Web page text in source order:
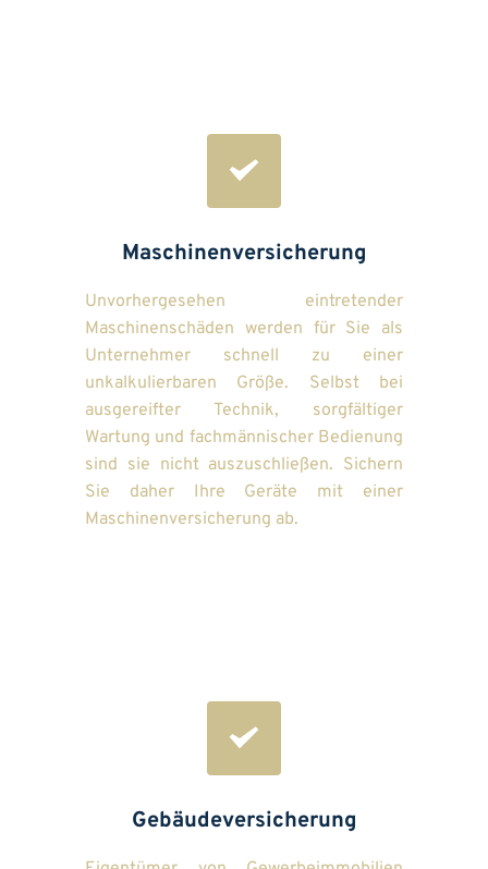
Maschinenversicherung
Unvorhergesehen eintretender
Maschinenschäden werden für Sie als
Unternehmer schnell zu einer
unkalkulierbaren Größe. Selbst bei
ausgereifter Technik, sorgfältiger
Wartung und fachmännischer Bedienung
sind sie nicht auszuschließen. Sichern
Sie daher Ihre Geräte mit einer
Maschinenversicherung ab.
Gebäudeversicherung